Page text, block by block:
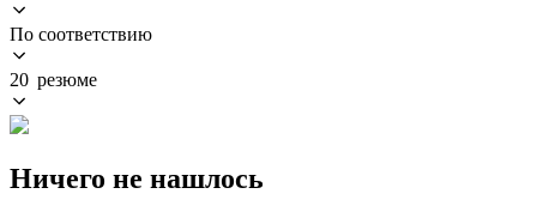
По соответствию
20 резюме
Ничего не нашлось